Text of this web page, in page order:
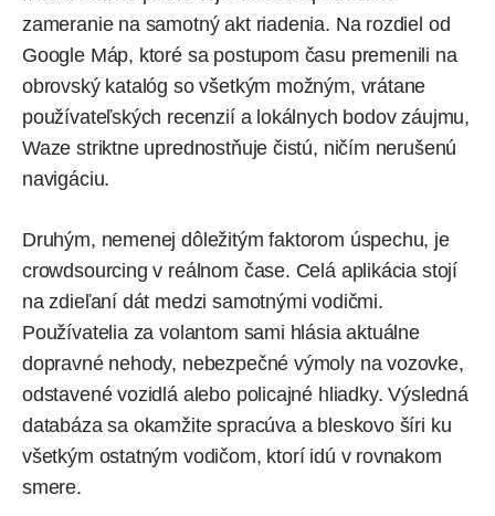
zameranie na samotný akt riadenia. Na rozdiel od
Google Máp, ktoré sa postupom času premenili na
obrovský katalóg so všetkým možným, vrátane
používateľských recenzií a lokálnych bodov záujmu,
Waze striktne uprednostňuje čistú, ničím nerušenú
navigáciu.
Druhým, nemenej dôležitým faktorom úspechu, je
crowdsourcing v reálnom čase. Celá aplikácia stojí
na zdieľaní dát medzi samotnými vodičmi.
Používatelia za volantom sami hlásia aktuálne
dopravné nehody, nebezpečné výmoly na vozovke,
odstavené vozidlá alebo policajné hliadky. Výsledná
databáza sa okamžite spracúva a bleskovo šíri ku
všetkým ostatným vodičom, ktorí idú v rovnakom
smere.